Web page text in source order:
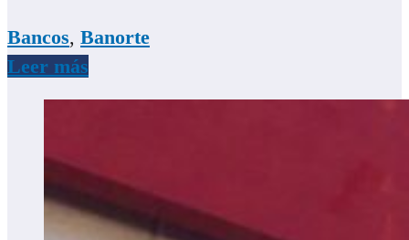
Bancos, Banorte
Leer más